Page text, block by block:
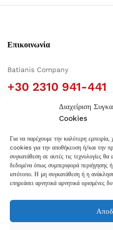
Διαχείριση
Cookies
Για να παρέχουμε την καλύτερη εμπειρία,
cookies για την αποθήκευση ή/και την
συγκατάθεση σε αυτές τις τεχνολογίες θα
δεδομένα όπως συμπεριφορά περιήγησης
ιστότοπο. Η μη συγκατάθεση ή η
επηρεάσει αρνητικά αρνητικά ορισμένες
Επικοινωνία
Batianis Company
+30 2310 941-441
Building Block 48-A, Square
Industrial Area, 57 022
Πληροφορίες
Πιστοποιήσεις